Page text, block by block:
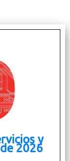
y
2026